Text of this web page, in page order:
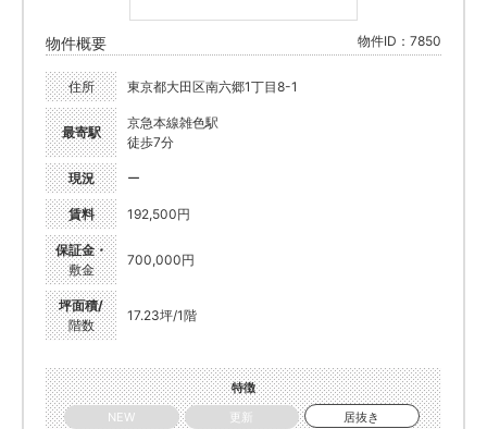
物件概要 物件ID：7850
住所 東京都大田区南六郷1丁目8-1
最寄駅
京急本線雑色駅
徒歩7分
現況 ー
賃料 192,500円
保証金・
敷金
700,000円
坪面積/
階数
17.23坪/1階
特徴
NEW
更新
居抜き